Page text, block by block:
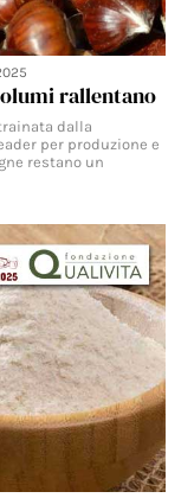
rallentano
dalla
per produzione e
restano un